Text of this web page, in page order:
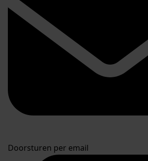
Doorsturen per email